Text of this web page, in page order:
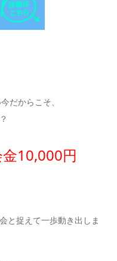
だからこそ、
金10,000円
と捉えて一歩動き出しま